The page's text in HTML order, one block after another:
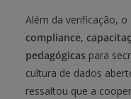
Além da verificação,
compliance,
pedagógicas para
cultura de dados
ressaltou que a